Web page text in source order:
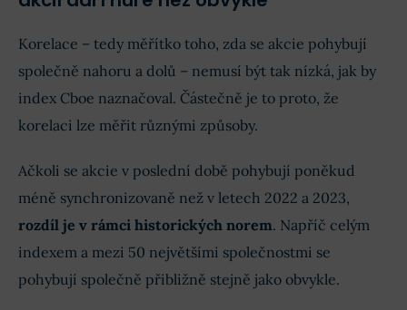
Korelace – tedy měřítko toho, zda se akcie pohybují
společně nahoru a dolů – nemusí být tak nízká, jak by
index Cboe naznačoval. Částečně je to proto, že
korelaci lze měřit různými způsoby.
Ačkoli se akcie v poslední době pohybují poněkud
méně synchronizovaně než v letech 2022 a 2023,
rozdíl je v rámci historických norem. Napříč celým
indexem a mezi 50 největšími společnostmi se
pohybují společně přibližně stejně jako obvykle.